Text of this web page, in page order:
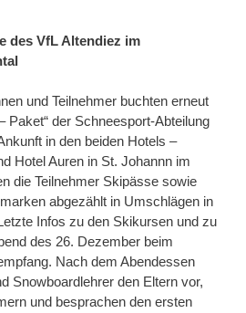
des VfL Altendiez im
und Teilnehmer buchten erneut
Paket“ der Schneesport-Abteilung
in den beiden Hotels –
Hotel Auren in St. Johannn im
die Teilnehmer Skipässe sowie
abgezählt in Umschlägen in
Infos zu den Skikursen und zu
des 26. Dezember beim
Nach dem Abendessen
Snowboardlehrer den Eltern vor,
und besprachen den ersten